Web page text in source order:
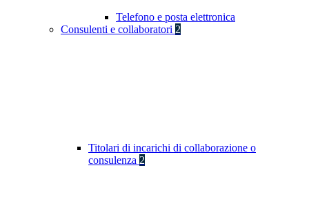
Telefono e posta elettronica
Consulenti e collaboratori 2
Titolari di incarichi di collaborazione o
consulenza 2